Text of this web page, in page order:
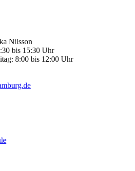
Nilsson
bis 15:30 Uhr
8:00 bis 12:00 Uhr